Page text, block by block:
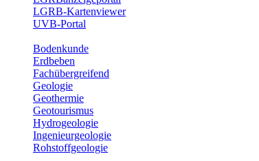
LGRB-Kartenviewer
UVB-Portal
Bodenkunde
Erdbeben
Fachübergreifend
Geologie
Geothermie
Geotourismus
Hydrogeologie
Ingenieurgeologie
Rohstoffgeologie